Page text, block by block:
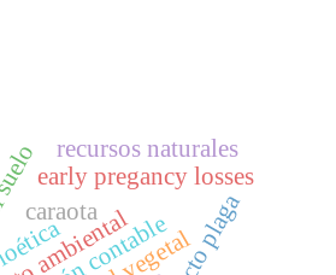
caraota
early pregancy losses
recursos naturales